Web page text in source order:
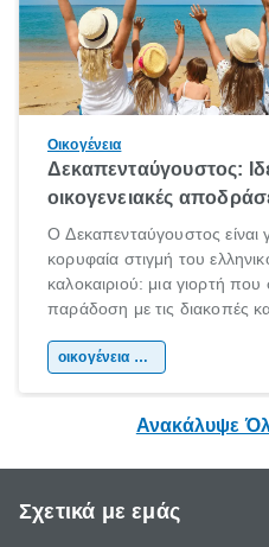
Οικογένεια
Δεκαπενταύγουστος:
οικογενειακές
Ο Δεκαπενταύγουστος είναι
κορυφαία στιγμή του
καλοκαιριού: μια γιορτή που
παράδοση με τις διακοπές
χώρας. Είτε πρόκειται για
οικογένεια & παιδί
Ανακάλυψε
Σχετικά με εμάς